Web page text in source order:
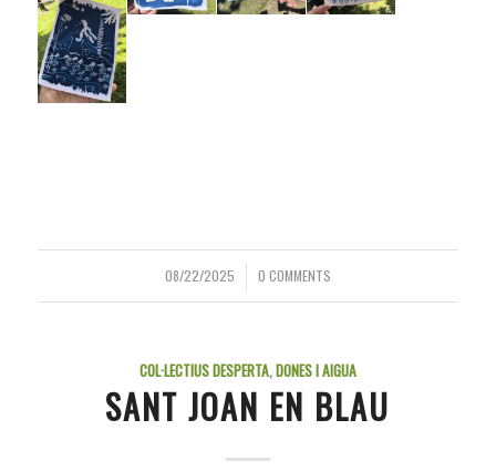
08/22/2025
/ 0 COMMENTS
COL·LECTIUS DESPERTA,DONES I AIGUA
SANT JOAN EN BLAU